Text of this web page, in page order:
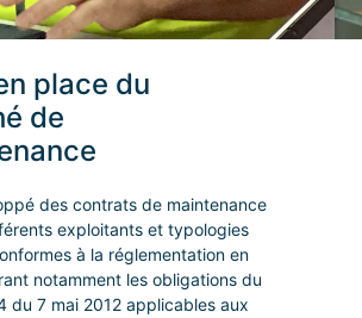
place du
de
des contrats de maintenance
exploitants et typologies
à la réglementation en
notamment les obligations du
du 7 mai 2012 applicables aux